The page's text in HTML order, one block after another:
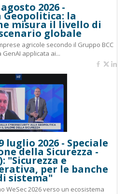
2026 -
la
misura il livello di
globale
agricole secondo il Gruppo BCC
GenAI applicata ai...
luglio 2026 - Speciale
della Sicurezza -
"Sicurezza e
per le banche
sistema"
WeSec 2026 verso un ecosistema